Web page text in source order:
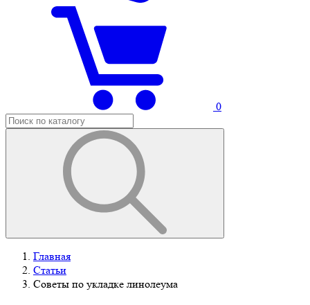
0
Главная
Статьи
Советы по укладке линолеума